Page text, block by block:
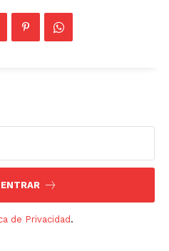
de Privacidad .